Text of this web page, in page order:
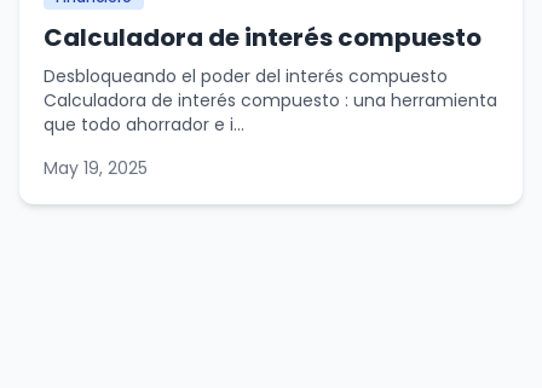
Calculadora de interés compuesto
Desbloqueando el poder del interés compuesto
Calculadora de interés compuesto : una herramienta
que todo ahorrador e i...
May 19, 2025